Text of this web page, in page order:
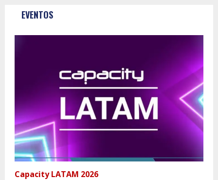
EVENTOS
Capacity LATAM 2026